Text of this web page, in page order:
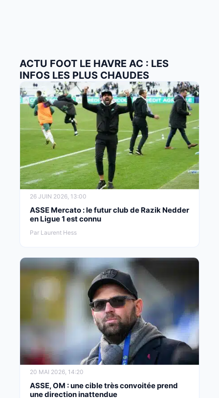
ACTU FOOT LE HAVRE AC : LES
INFOS LES PLUS CHAUDES
26 JUIN 2026, 13:00
ASSE Mercato : le futur club de Razik Nedder
en Ligue 1 est connu
Par Laurent Hess
20 MAI 2026, 14:20
ASSE, OM : une cible très convoitée prend
une direction inattendue